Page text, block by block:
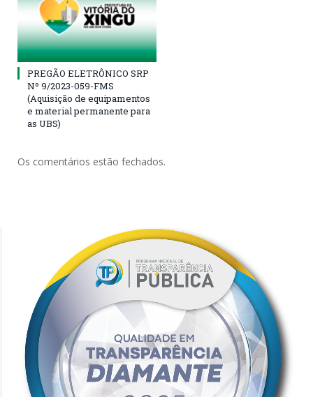
PREGÃO ELETRÔNICO SRP
Nº 9/2023-059-FMS
(Aquisição de equipamentos
e material permanente para
as UBS)
Os comentários estão fechados.